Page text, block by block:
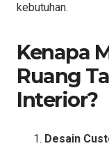
kebutuhan.
Kenapa
Ruang
Interior?
Desain